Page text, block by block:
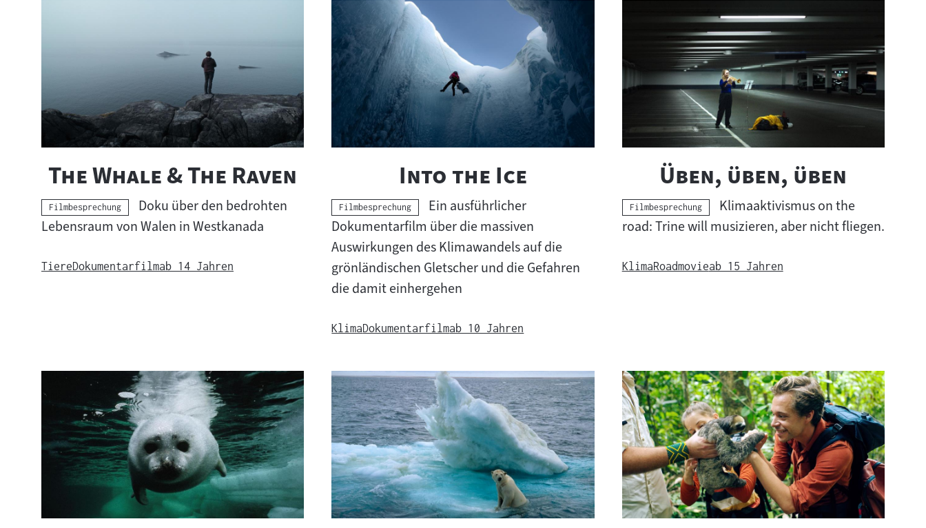
s
m
a
t
e
r
i
a
l
t
s
m
a
t
e
i
a
l
:
"
The Whale & The Raven
Kategorie:
Filmbesprechung
Doku über den bedrohten
Lebensraum von Walen in Westkanada
TiereDokumentarfilmab 14 Jahren
"
Into the Ice"
Kategorie:
Filmbesprechung
Ein ausführlicher
Dokumentarfilm über die massiven
Auswirkungen des Klimawandels auf die
grönländischen Gletscher und die Gefahren
die damit einhergehen
KlimaDokumentarfilmab 10 Jahren
"
Üben, üben, üben
Kategorie:
Filmbesprechung
Klimaaktivismus on the
road: Trine will musizieren, aber nicht fliegen.
KlimaRoadmovieab 15 Jahren